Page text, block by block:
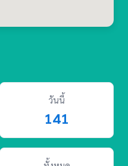
วันนี้
141